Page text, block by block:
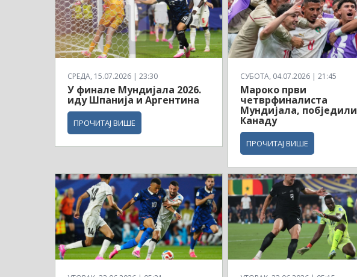
СРЕДА, 15.07.2026 | 23:30
У финале Мундијала 2026.
иду Шпанија и Аргентина
ПРОЧИТАЈ ВИШЕ
СУБОТА, 04.07.2026 | 21:45
Мароко први
четврфиналиста
Мундијала, побједили
Канаду
ПРОЧИТАЈ ВИШЕ